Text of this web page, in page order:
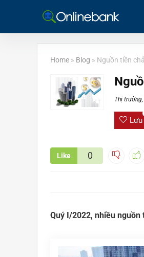
Home » Blog » Nguồn tiền
Thị trường,
Lưu
Like 0
Quý I/2022, nhiều nguồn